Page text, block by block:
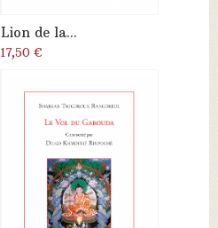
Lion de la...
17,50 €